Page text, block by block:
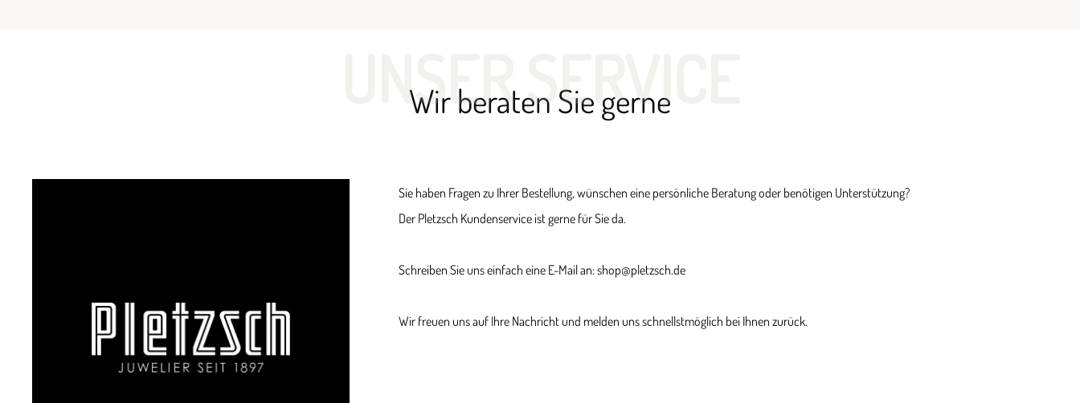
UNSER SERVICE
Wir beraten Sie gerne
Sie haben Fragen zu Ihrer Bestellung, wünschen eine persönliche Beratung oder benötigen Unterstützung?
Der Pletzsch Kundenservice ist gerne für Sie da.
Schreiben Sie uns einfach eine E-Mail an: shop@pletzsch.de
Wir freuen uns auf Ihre Nachricht und melden uns schnellstmöglich bei Ihnen zurück.